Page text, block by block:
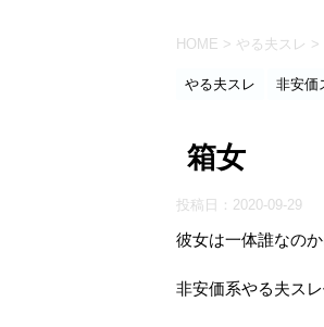
HOME > やる夫スレ >
やる夫スレ 非安価
箱女
投稿日： 2020-09-29
彼女は一体誰なの
非安価系やる夫ス